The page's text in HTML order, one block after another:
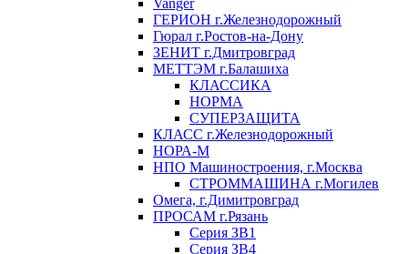
Vanger
ГЕРИОН г.Железнодорожный
Гюрал г.Ростов-на-Дону
ЗЕНИТ г.Дмитровград
МЕТТЭМ г.Балашиха
КЛАССИКА
НОРМА
СУПЕРЗАЩИТА
КЛАСС г.Железнодорожный
НОРА-М
НПО Машиностроения, г.Москва
СТРОММАШИНА г.Могилев
Омега, г.Димитровград
ПРОСАМ г.Рязань
Серия ЗВ1
Серия ЗВ4